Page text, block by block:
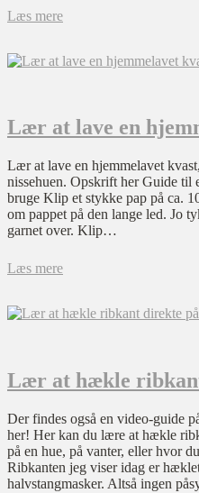
Læs mere
Lær at lave en
Lær at lave en hjemmelavet
nissehuen. Opskrift her Guide
bruge Klip et stykke pap på ca.
om pappet på den lange led. Jo
garnet over. Klip…
Læs mere
Lær at hækle
Der findes også en video-guide
her! Her kan du lære at hækle
på en hue, på vanter, eller hvor
Ribkanten jeg viser idag er
halvstangmasker. Altså ingen